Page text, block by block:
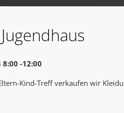
-12:00
Kind-Treff verkaufen wir